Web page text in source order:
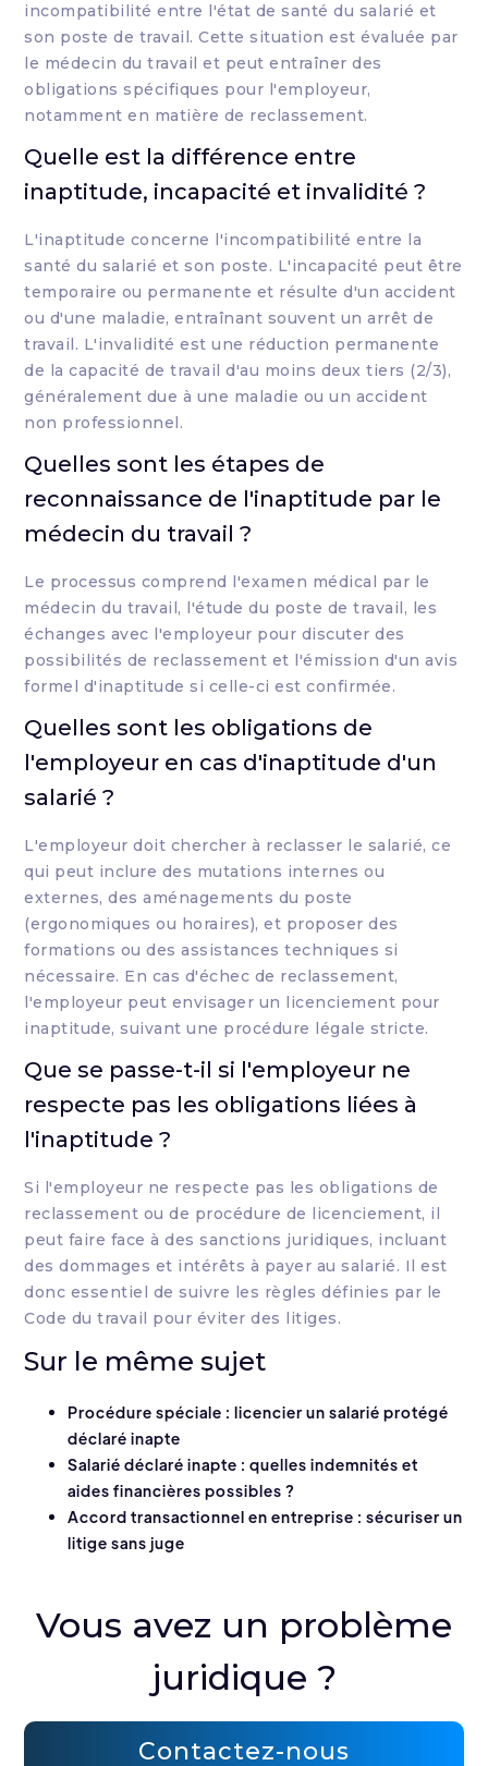
incompatibilité entre l'état de santé du salarié et
son poste de travail. Cette situation est évaluée par
le médecin du travail et peut entraîner des
obligations spécifiques pour l'employeur,
notamment en matière de reclassement.
Quelle est la différence entre
inaptitude, incapacité et invalidité ?
L'inaptitude concerne l'incompatibilité entre la
santé du salarié et son poste. L'incapacité peut être
temporaire ou permanente et résulte d'un accident
ou d'une maladie, entraînant souvent un arrêt de
travail. L'invalidité est une réduction permanente
de la capacité de travail d'au moins deux tiers (2/3),
généralement due à une maladie ou un accident
non professionnel.
Quelles sont les étapes de
reconnaissance de l'inaptitude par le
médecin du travail ?
Le processus comprend l'examen médical par le
médecin du travail, l'étude du poste de travail, les
échanges avec l'employeur pour discuter des
possibilités de reclassement et l'émission d'un avis
formel d'inaptitude si celle-ci est confirmée.
Quelles sont les obligations de
l'employeur en cas d'inaptitude d'un
salarié ?
L'employeur doit chercher à reclasser le salarié, ce
qui peut inclure des mutations internes ou
externes, des aménagements du poste
(ergonomiques ou horaires), et proposer des
formations ou des assistances techniques si
nécessaire. En cas d'échec de reclassement,
l'employeur peut envisager un licenciement pour
inaptitude, suivant une procédure légale stricte.
Que se passe-t-il si l'employeur ne
respecte pas les obligations liées à
l'inaptitude ?
Si l'employeur ne respecte pas les obligations de
reclassement ou de procédure de licenciement, il
peut faire face à des sanctions juridiques, incluant
des dommages et intérêts à payer au salarié. Il est
donc essentiel de suivre les règles définies par le
Code du travail pour éviter des litiges.
Sur le même sujet
Procédure spéciale : licencier un salarié protégé
déclaré inapte
Salarié déclaré inapte : quelles indemnités et
aides financières possibles ?
Accord transactionnel en entreprise : sécuriser un
litige sans juge
Vous avez un problème
juridique ?
Contactez-nous